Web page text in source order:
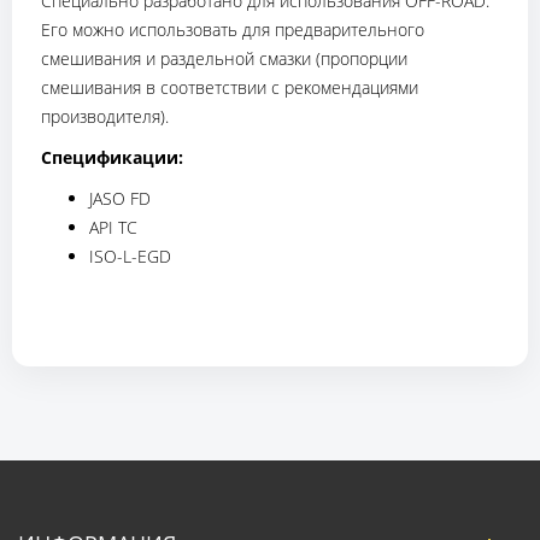
Его можно использовать для предварительного
смешивания и раздельной смазки (пропорции
смешивания в соответствии с рекомендациями
производителя).
Спецификации:
JASO FD
API TC
ISO-L-EGD